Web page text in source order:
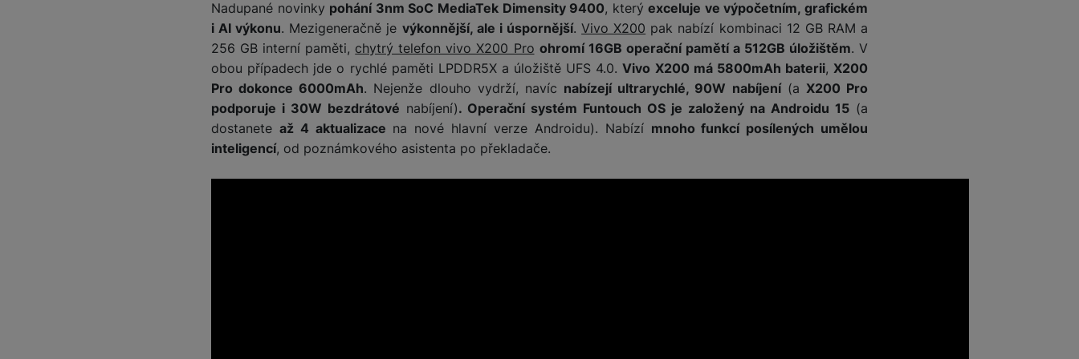
Marketingové cookies používáme my nebo naši partneři, abychom vám mohli zobrazit vhodné obsahy nebo reklamy jak
na našich stránkách, tak na stránkách třetích stran.
Nadupané novinky pohání 3nm SoC MediaTek Dimensity 9400, kterýexceluje ve výpočetním, grafickém
i AI výkonu. Mezigeneračně je výkonnější, ale i úspornější.Vivo X200 pak nabízí kombinaci 12 GB RAM a
256 GB interní paměti, chytrý telefon vivo X200 Pro ohromí 16GB operační pamětí a 512GB úložištěm. V
obou případech jde o rychlé paměti LPDDR5X a úložiště UFS 4.0.Vivo X200 má 5800mAh baterii, X200
Pro dokonce 6000mAh. Nejenže dlouho vydrží, navíc nabízejí ultrarychlé, 90W nabíjení(a X200 Pro
podporuje i 30W bezdrátové nabíjení). Operační systém Funtouch OS je založený na Androidu 15 (a
dostanete až 4 aktualizace na nové hlavní verze Androidu). Nabízí mnoho funkcí posílených umělou
inteligencí, od poznámkového asistenta po překladače.